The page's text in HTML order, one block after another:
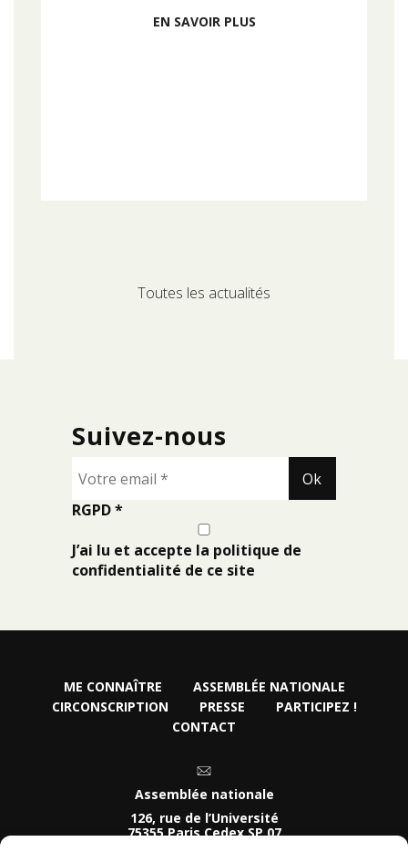
EN SAVOIR PLUS
Toutes les actualités
Suivez-nous
RGPD*
J’ai lu et accepte la politique de
confidentialité de ce site
ME CONNAÎTRE
ASSEMBLÉE NATIONALE
CIRCONSCRIPTION
PRESSE
PARTICIPEZ !
CONTACT
Assemblée nationale
126, rue de l’Université
75355 Paris Cedex SP 07